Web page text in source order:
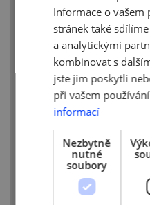
Po projití
můžete také přímo
které jsou
zvlášť. Tyto kvízy
společně se všemi
materiály.
Vzdělávací
můžete
Mezinárodní projekt
v rodinných firmách
Informace o vašem
stránek také
a analytickými
kombinovat s
jste jim poskytli
při vašem
informací
Nezbytně
nutné
soubory